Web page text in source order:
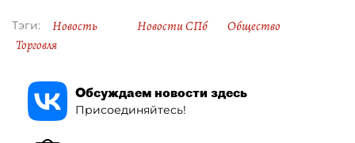
Тэги: Новость Новости СПб
Общество
Торговля
Обсуждаем новости здесь
Присоединяйтесь!